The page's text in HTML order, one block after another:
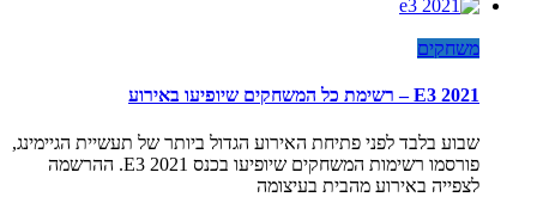
משחקים
E3 2021 – רשימת כל המשחקים שיופיעו באירוע
שבוע בלבד לפני פתיחת האירוע הגדול ביותר של תעשיית הגיימינג,
פורסמו רשימות המשחקים שיופיעו בכנס E3 2021. ההרשמה
לצפייה באירוע מהבית בעיצומה